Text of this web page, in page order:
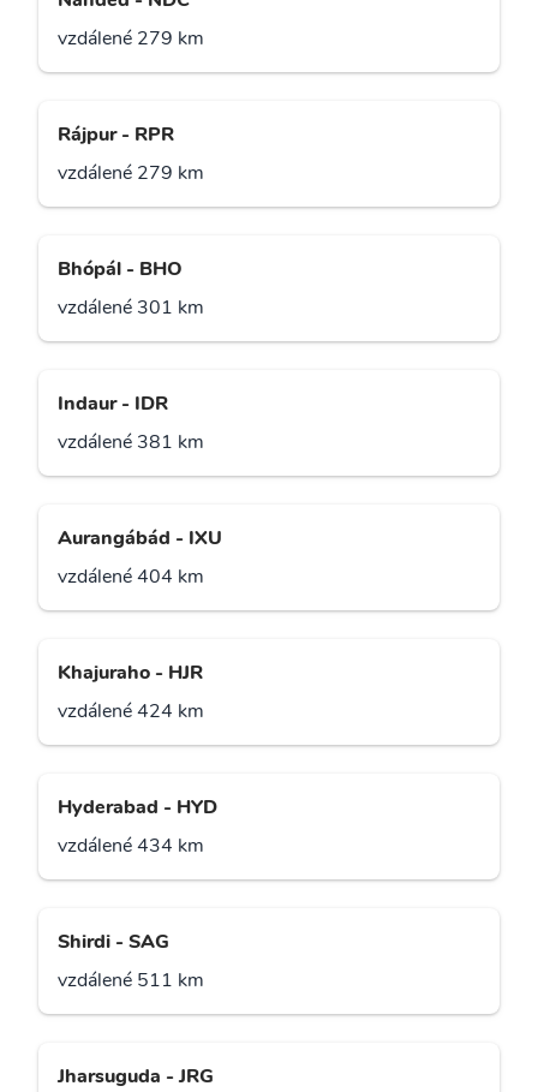
vzdálené 279 km
Rájpur - RPR
vzdálené 279 km
Bhópál - BHO
vzdálené 301 km
Indaur - IDR
vzdálené 381 km
Aurangábád - IXU
vzdálené 404 km
Khajuraho - HJR
vzdálené 424 km
Hyderabad - HYD
vzdálené 434 km
Shirdi - SAG
vzdálené 511 km
Jharsuguda - JRG